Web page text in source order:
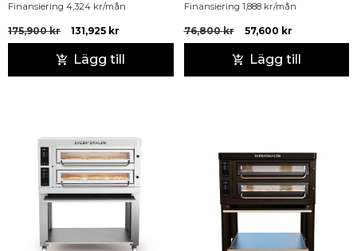
Finansiering 4,324 kr/mån
175,900kr 131,925 kr
Lägg till
Finansiering 1,888 kr/mån
76,800kr 57,600 kr
Lägg till